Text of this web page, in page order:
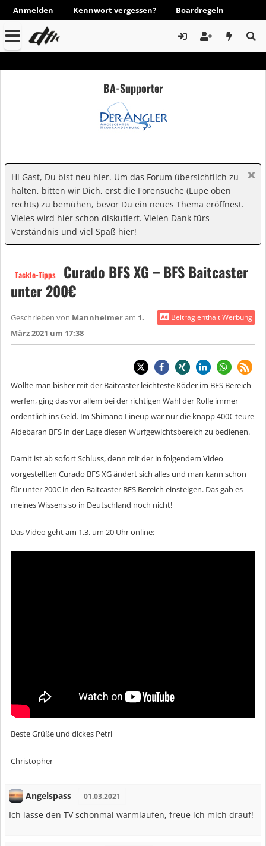
Anmelden Kennwort vergessen? Boardregeln
BA-Supporter
Hi Gast, Du bist neu hier. Um das Forum übersichtlich zu
halten, bitten wir Dich, erst die Forensuche (Lupe oben
rechts) zu bemühen, bevor Du ein neues Thema eröffnest.
Vieles wird hier schon diskutiert. Vielen Dank fürs
Verständnis und viel Spaß hier!
Tackle-Tipps
Curado BFS XG – BFS Baitcaster
unter 200€
Beitrag enthält Werbung
Geschrieben von Mannheimeram 1.
März 2021 um 17:38
Wollte man bisher mit der Baitcaster leichteste Köder im BFS Bereich
werfen, ging das vor allem bei der richtigen Wahl der Rolle immer
ordentlich ins Geld. Im Shimano Lineup war nur die knapp 400€ teure
Aldebaran BFS in der Lage diesen Wurfgewichtsbereich zu bedienen.
Damit ist ab sofort Schluss, denn mit der in folgendem Video
vorgestellten Curado BFS XG ändert sich alles und man kann schon
für unter 200€ in den Baitcaster BFS Bereich einsteigen. Das gab es
meines Wissens so in Deutschland noch nicht!
Das Video geht am 1.3. um 20 Uhr online:
Beste Grüße und dickes Petri
Christopher
Angelspass 01.03.2021
Ich lasse den TV schonmal warmlaufen, freue ich mich drauf!